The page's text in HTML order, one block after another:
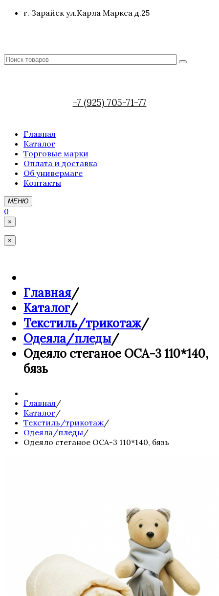
г. Зарайск ул.Карла Маркса д.25
+7 (925) 705-71-77
Главная
Каталог
Торговые марки
Оплата и доставка
Об универмаге
Контакты
МЕНЮ
0
×
×
Главная/
Каталог/
Текстиль/трикотаж/
Одеяла/пледы/
Одеяло стеганое ОСА-3 110*140,
бязь
Главная /
Каталог /
Текстиль/трикотаж/
Одеяла/пледы/
Одеяло стеганое ОСА-3 110*140, бязь